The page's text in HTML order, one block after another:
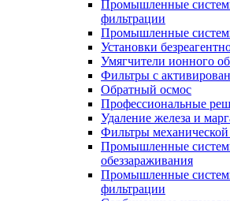
Промышленные
фильтрации
Промышленные
Установки
Умягчители ионного
Фильтры с
Обратный осмос
Профессиональные
Удаление железа и
Фильтры механической
Промышленные
обеззараживания
Промышленные
фильтрации